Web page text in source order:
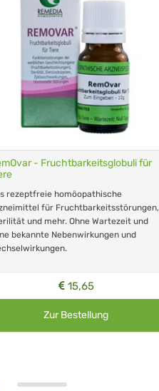
- Fruchtbarkeitsglobuli für
rezeptfreie homöopathische
für Fruchtbarkeitsstörungen,
und mehr. Ohne Wartezeit und
bekannte Nebenwirkungen und
15,65
Zur Bestellung